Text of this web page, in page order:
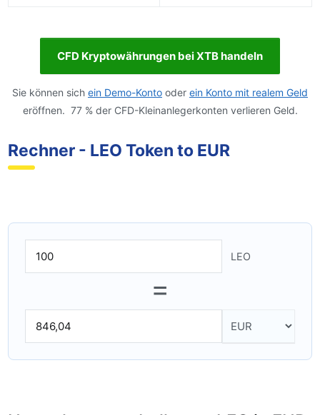
CFD Kryptowährungen bei XTB handeln
Sie können sich ein Demo-Konto oder ein Konto mit realem Geld
eröffnen. 77 % der CFD-Kleinanlegerkonten verlieren Geld.
Rechner - LEO Token to EUR
LEO
=